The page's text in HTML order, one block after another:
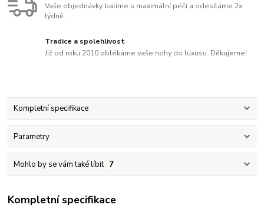
Vaše objednávky balíme s maximální péčí a odesíláme 2x
týdně.
Tradice a spolehlivost
Již od roku 2010 oblékáme vaše nohy do luxusu. Děkujeme!
Kompletní specifikace
Parametry
Mohlo by se vám také líbit 7
Kompletní specifikace